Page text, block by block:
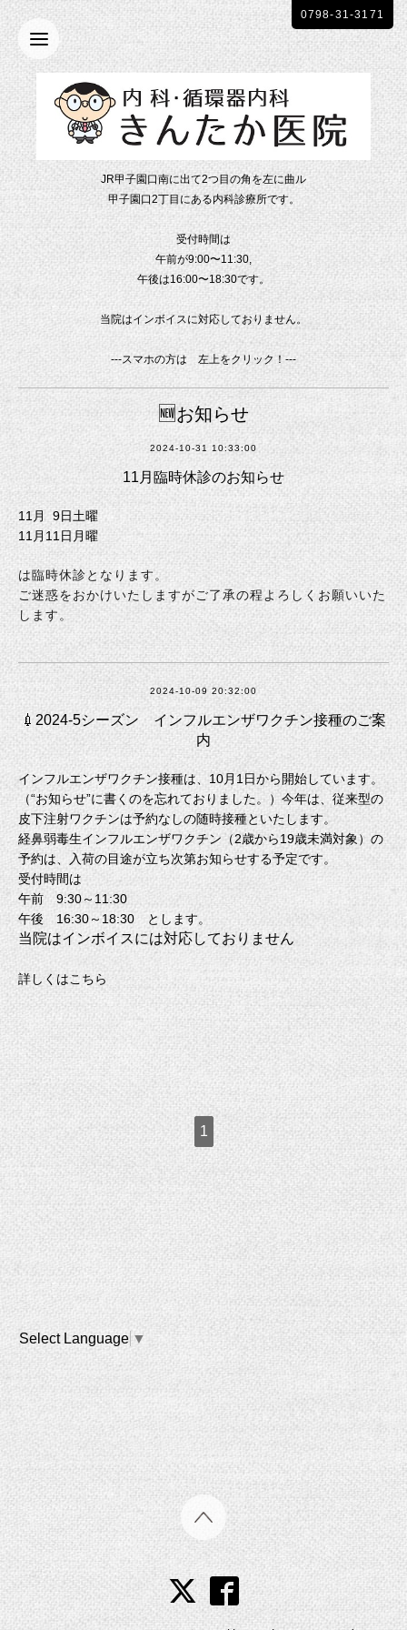
JR甲子園口南に出て2つ目の角を左に曲ル
甲子園口2丁目にある内科診療所です。
受付時間は
午前が9:00〜11:30,
午後は16:00〜18:30です。
当院はインボイスに対応しておりません。
---スマホの方は 左上をクリック！---
0798-31-3171
🆕お知らせ
2024-10-31 10:33:00
11月臨時休診のお知らせ
11月 9日土曜
11月11日月曜
は臨時休診となります。
ご迷惑をおかけいたしますがご了承の程よろしくお願いいた
します。
2024-10-09 20:32:00
💉2024-5シーズン インフルエンザワクチン接種のご案
内
インフルエンザワクチン接種は、10月1日から開始しています。
（“お知らせ”に書くのを忘れておりました。）今年は、従来型の
皮下注射ワクチンは予約なしの随時接種といたします。
経鼻弱毒生インフルエンザワクチン（2歳から19歳未満対象）の
予約は、入荷の目途が立ち次第お知らせする予定です。
受付時間は
午前 9:30～11:30
午後 16:30～18:30 とします。
当院はインボイスには対応しておりません
詳しくはこちら
1
Select Language ▼